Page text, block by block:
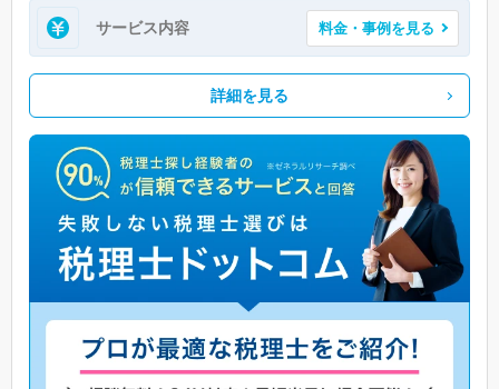
サービス内容 料金・事例を見る
詳細を見る